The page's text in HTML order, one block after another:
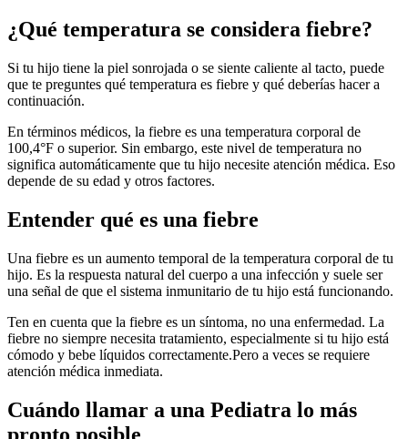
¿Qué temperatura se considera fiebre?
Si tu hijo tiene la piel sonrojada o se siente caliente al tacto, puede
que te preguntes qué temperatura es fiebre y qué deberías hacer a
continuación.
En términos médicos, la fiebre es una temperatura corporal de
100,4°F o superior. Sin embargo, este nivel de temperatura no
significa automáticamente que tu hijo necesite atención médica. Eso
depende de su edad y otros factores.
Entender qué es una fiebre
Una fiebre es un aumento temporal de la temperatura corporal de tu
hijo. Es la respuesta natural del cuerpo a una infección y suele ser
una señal de que el sistema inmunitario de tu hijo está funcionando.
Ten en cuenta que la fiebre es un síntoma, no una enfermedad. La
fiebre no siempre necesita tratamiento, especialmente si tu hijo está
cómodo y bebe líquidos correctamente.Pero a veces se requiere
atención médica inmediata.
Cuándo llamar a una Pediatra lo más